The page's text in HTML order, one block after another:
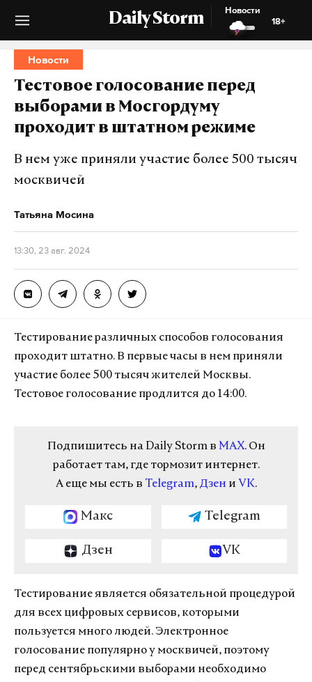
Daily Storm
Новости
18+
Новости
Тестовое голосование перед
выборами в Мосгордуму
проходит в штатном режиме
В нем уже приняли участие более 500 тысяч
москвичей
Татьяна Мосина
13:30, 23 авг. 2024
Тестирование различных способов голосования
проходит штатно. В первые часы в нем приняли
участие более 500 тысяч жителей Москвы.
Тестовое голосование продлится до 14:00.
Подпишитесь на Daily Storm в MAX. Он
работает там, где тормозит интернет.
А еще мы есть в Telegram, Дзен и VK.
Макс Telegram
Дзен VK
Тестирование является обязательной процедурой
для всех цифровых сервисов, которыми
пользуется много людей. Электронное
голосование популярно у москвичей, поэтому
перед сентябрьскими выборами необходимо